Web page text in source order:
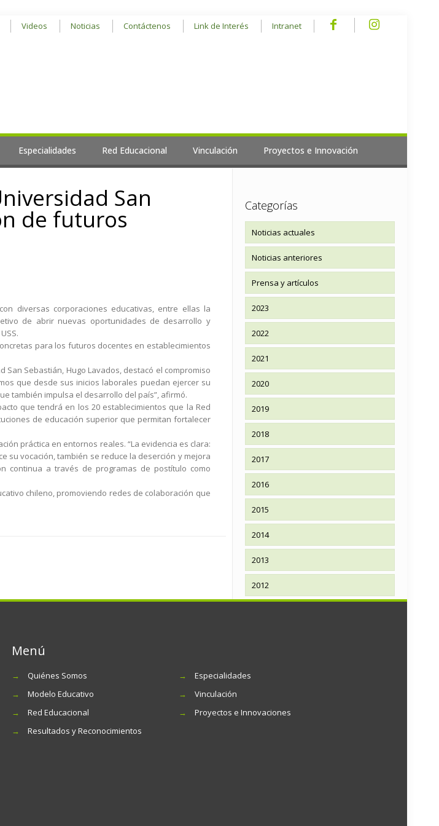
Videos Noticias Contáctenos Link de Interés Intranet
Especialidades Red Educacional Vinculación Proyectos e Innovación
San
de futuros
diversas corporaciones educativas, entre ellas la
de abrir nuevas oportunidades de desarrollo y
para los futuros docentes en establecimientos
Sebastián, Hugo Lavados, destacó el compromiso
que desde sus inicios laborales puedan ejercer su
también impulsa el desarrollo del país”, afirmó.
que tendrá en los 20 establecimientos que la Red
de educación superior que permitan fortalecer
práctica en entornos reales. “La evidencia es clara:
su vocación, también se reduce la deserción y mejora
continua a través de programas de postítulo como
chileno, promoviendo redes de colaboración que
Categorías
Noticias actuales
Noticias anteriores
Prensa y artículos
2023
2022
2021
2020
2019
2018
2017
2016
2015
2014
2013
2012
Menú
→
Quiénes Somos
→
Modelo Educativo
→
Red Educacional
→
Resultados y Reconocimientos
→
Especialidades
→
Vinculación
→
Proyectos e Innovaciones